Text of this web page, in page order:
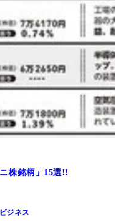
株銘柄」15選!!
ジネス